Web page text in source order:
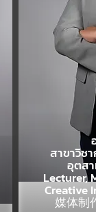
สาขาวิช
อุตส
Lecturer,
Creative
媒体制